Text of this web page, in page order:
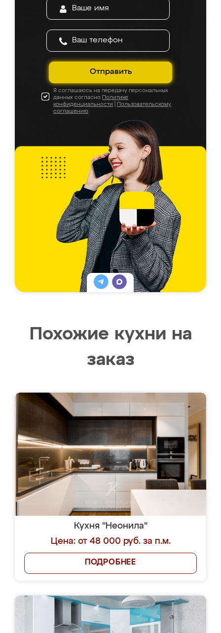
Отправить
Я соглашаюсь на передачу персональных
данных согласно Политике
конфиденциальности
Пользовательскому
соглашению
Похожие кухни на
заказ
Кухня "Неонила"
Цена: от 48 000 руб. за п.м.
ПОДРОБНЕЕ